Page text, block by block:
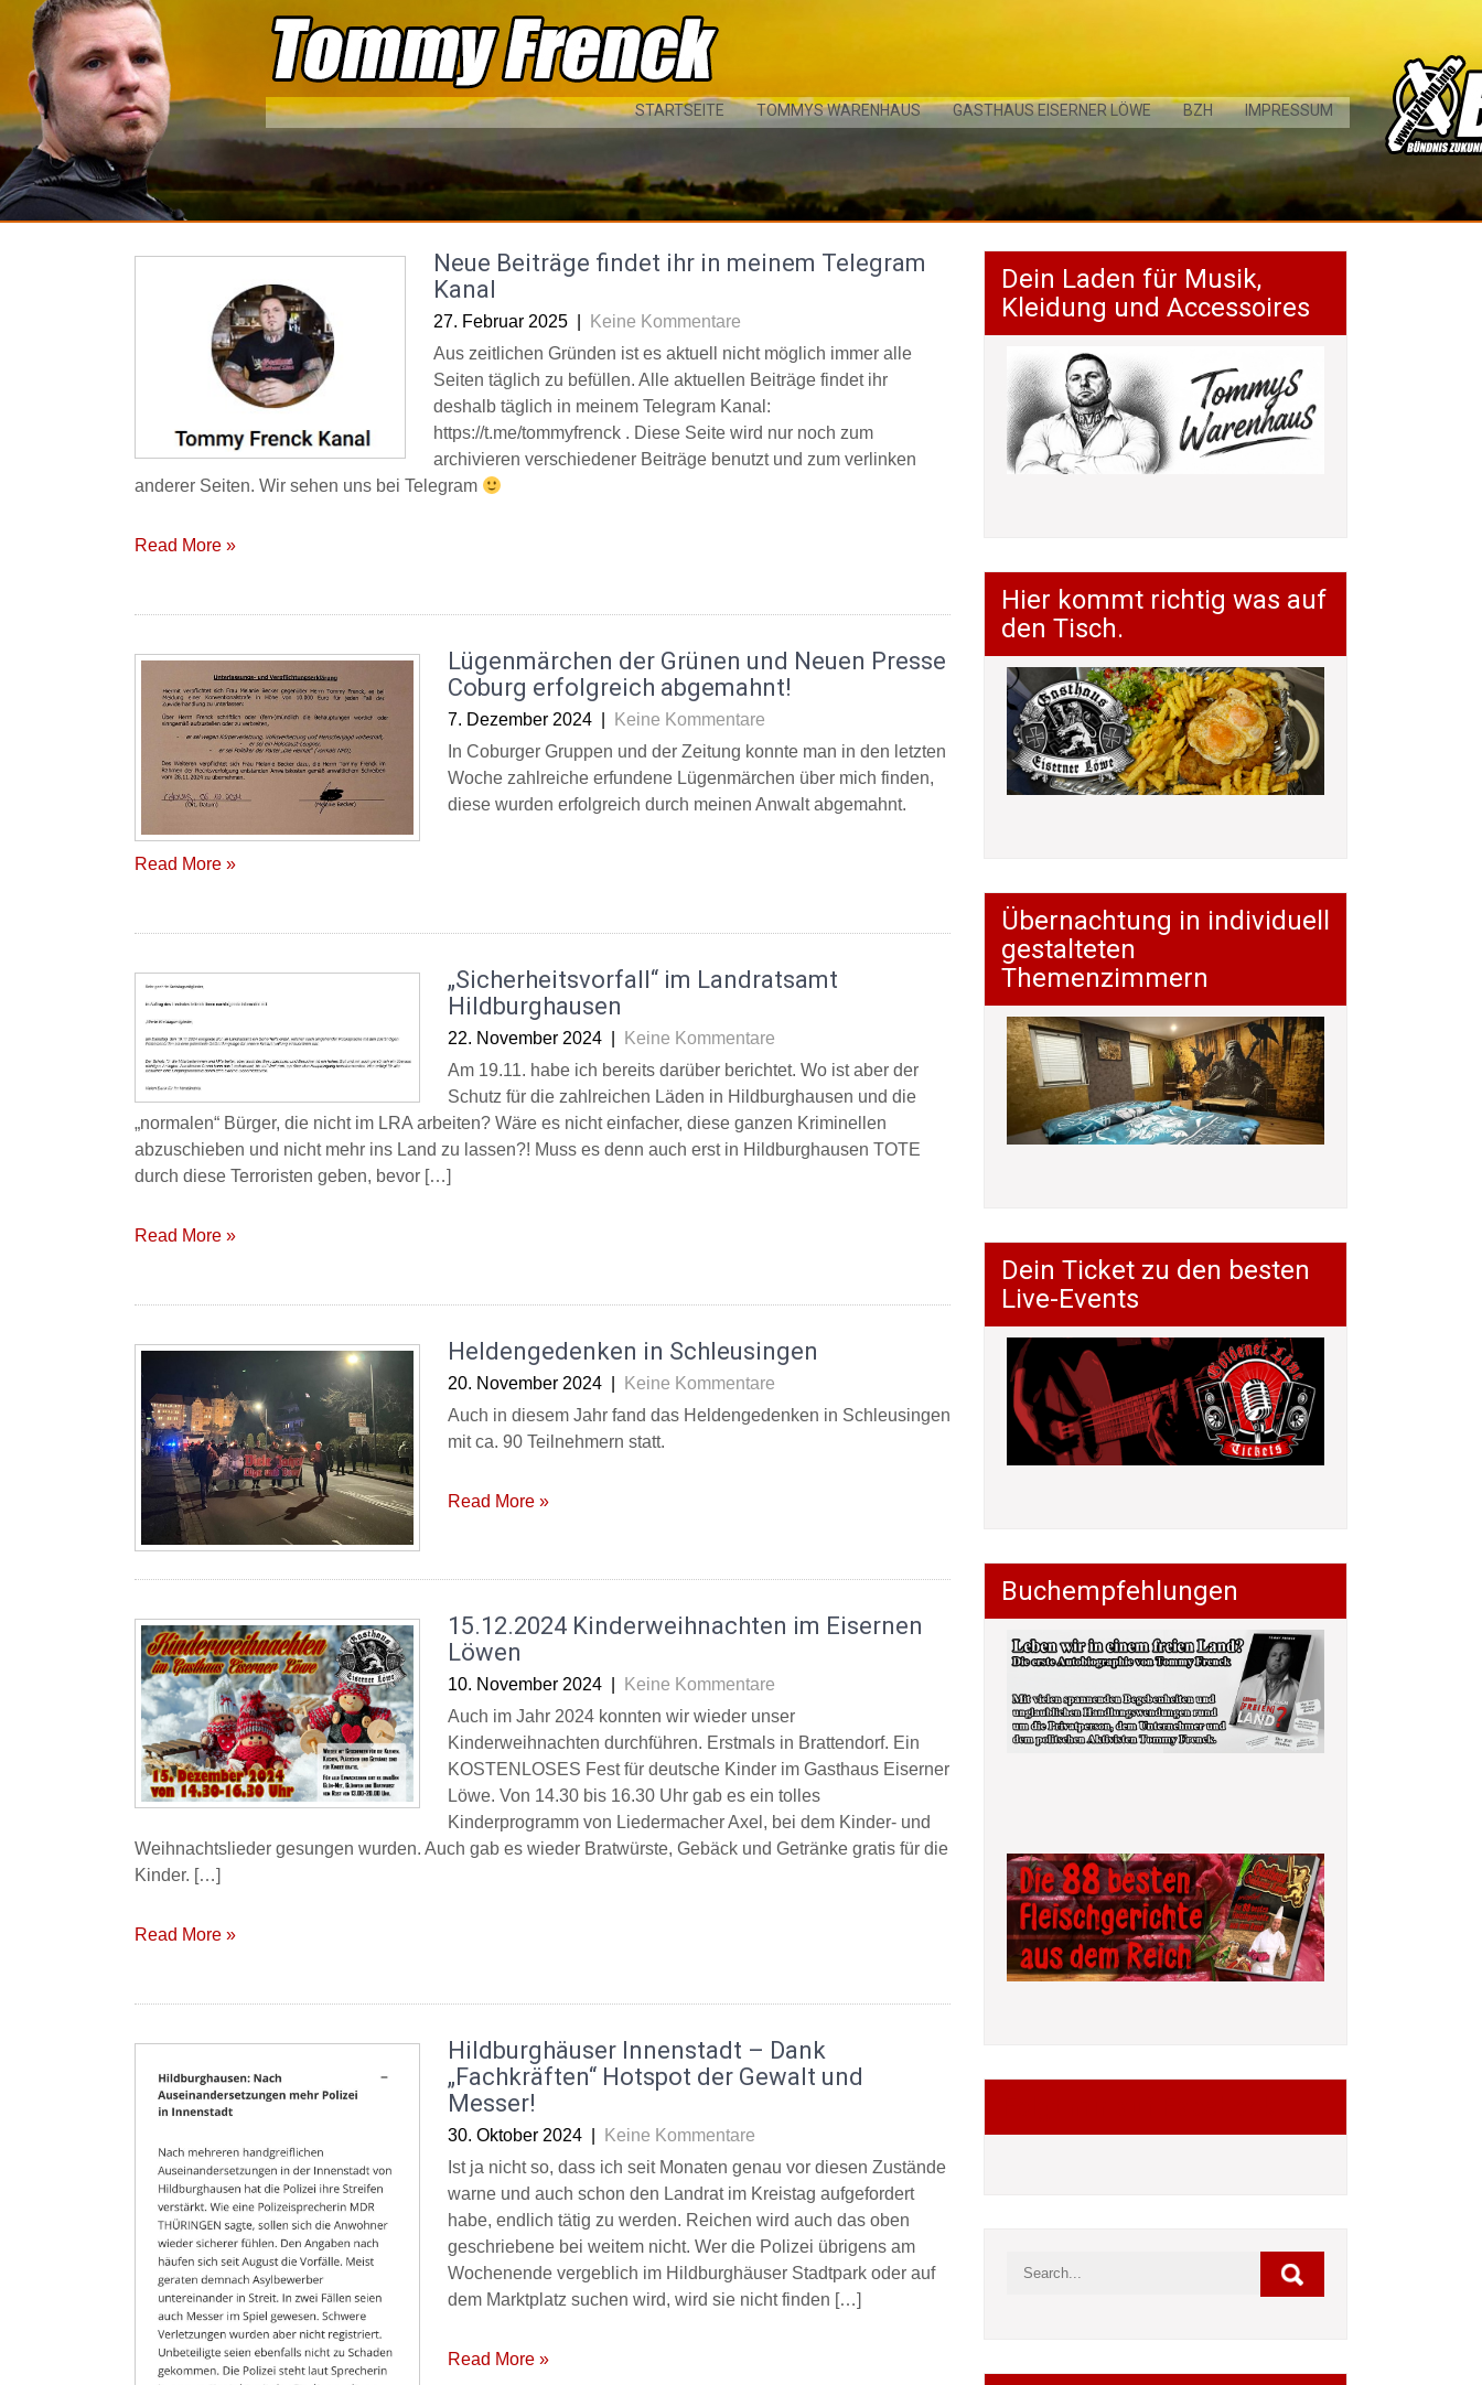
content
STARTSEITE TOMMYS WARENHAUS GASTHAUS EISERNER LÖWE BZH IMPRESSUM
Neue Beiträge findet ihr in meinem Telegram
Kanal
27. Februar 2025
Keine Kommentare
Aus zeitlichen Gründen ist es aktuell nicht möglich immer alle
Seiten täglich zu befüllen. Alle aktuellen Beiträge findet ihr
deshalb täglich in meinem Telegram Kanal:
https://t.me/tommyfrenck . Diese Seite wird nur noch zum
archivieren verschiedener Beiträge benutzt und zum verlinken
anderer Seiten. Wir sehen uns bei Telegram
Read More »
Lügenmärchen der Grünen und Neuen Presse
Coburg erfolgreich abgemahnt!
7. Dezember 2024
Keine Kommentare
In Coburger Gruppen und der Zeitung konnte man in den letzten
Woche zahlreiche erfundene Lügenmärchen über mich finden,
diese wurden erfolgreich durch meinen Anwalt abgemahnt.
Read More »
„Sicherheitsvorfall“ im Landratsamt
Hildburghausen
22. November 2024
Keine Kommentare
Am 19.11. habe ich bereits darüber berichtet. Wo ist aber der
Schutz für die zahlreichen Läden in Hildburghausen und die
„normalen“ Bürger, die nicht im LRA arbeiten? Wäre es nicht einfacher, diese ganzen Kriminellen
abzuschieben und nicht mehr ins Land zu lassen?! Muss es denn auch erst in Hildburghausen TOTE
durch diese Terroristen geben, bevor […]
Read More »
Heldengedenken in Schleusingen
20. November 2024
Keine Kommentare
Auch in diesem Jahr fand das Heldengedenken in Schleusingen
mit ca. 90 Teilnehmern statt.
Read More »
15.12.2024 Kinderweihnachten im Eisernen
Löwen
10. November 2024
Keine Kommentare
Auch im Jahr 2024 konnten wir wieder unser
Kinderweihnachten durchführen. Erstmals in Brattendorf. Ein
KOSTENLOSES Fest für deutsche Kinder im Gasthaus Eiserner
Löwe. Von 14.30 bis 16.30 Uhr gab es ein tolles
Kinderprogramm von Liedermacher Axel, bei dem Kinder- und
Weihnachtslieder gesungen wurden. Auch gab es wieder Bratwürste, Gebäck und Getränke gratis für die
Kinder. […]
Read More »
Hildburghäuser Innenstadt – Dank
„Fachkräften“ Hotspot der Gewalt und
Messer!
30. Oktober 2024
Keine Kommentare
Ist ja nicht so, dass ich seit Monaten genau vor diesen Zustände
warne und auch schon den Landrat im Kreistag aufgefordert
habe, endlich tätig zu werden. Reichen wird auch das oben
geschriebene bei weitem nicht. Wer die Polizei übrigens am
Wochenende vergeblich im Hildburghäuser Stadtpark oder auf
dem Marktplatz suchen wird, wird sie nicht finden […]
Read More »
Dein Laden für Musik,
Kleidung und Accessoires
Hier kommt richtig was auf
den Tisch.
Übernachtung in individuell
gestalteten
Themenzimmern
Dein Ticket zu den besten
Live-Events
Buchempfehlungen